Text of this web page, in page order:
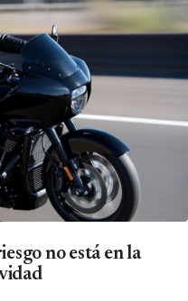
no está en la